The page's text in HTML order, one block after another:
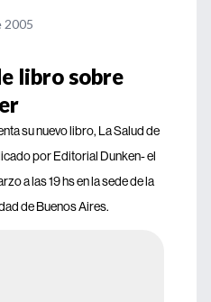
2005
libro sobre
su nuevo libro, La Salud de
por Editorial Dunken- el
a las 19 hs en la sede de la
de Buenos Aires.